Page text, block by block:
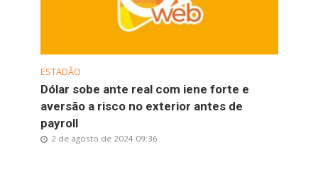
ESTADÃO
Dólar sobe ante real com iene forte e
aversão a risco no exterior antes de
payroll
2 de agosto de 2024 09:36